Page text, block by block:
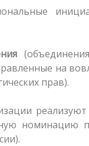
на
прав).